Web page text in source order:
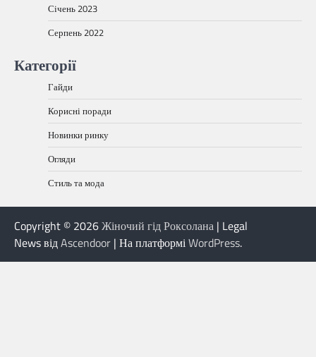
Січень 2023
Серпень 2022
Категорії
Гайди
Корисні поради
Новинки ринку
Огляди
Стиль та мода
Copyright © 2026Жіночий гід Роксолана | Legal
News відAscendoor | На платформіWordPress.